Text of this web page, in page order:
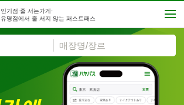
인기점·줄 서는가게·
유명점에서 줄 서지 않는 패스트패스